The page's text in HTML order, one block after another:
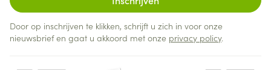
Door op inschrijven te klikken, schrijft u zich in voor onze
nieuwsbrief en gaat u akkoord met onze privacy policy.